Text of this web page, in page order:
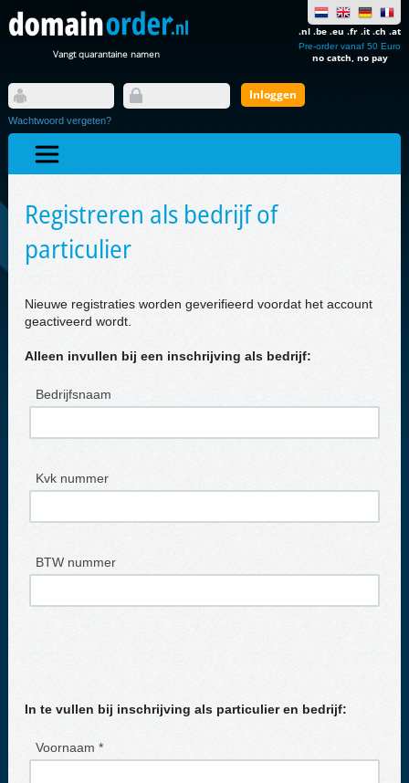
Vangt quarantaine namen
.nl .be .eu .fr .it .ch .at
Pre-order vanaf 50 Euro
no catch, no pay
Wachtwoord vergeten?
Registreren als bedrijf of
particulier
Nieuwe registraties worden geverifieerd voordat het account
geactiveerd wordt.
Alleen invullen bij een inschrijving als bedrijf:
Bedrijfsnaam
Kvk nummer
BTW nummer
In te vullen bij inschrijving als particulier en bedrijf:
Voornaam *